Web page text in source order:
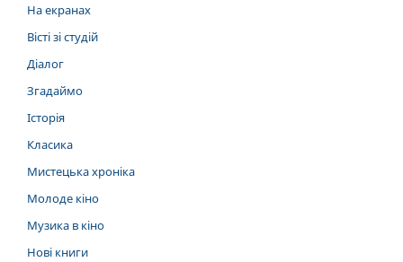
На екранах
Вісті зі студій
Діалог
Згадаймо
Історія
Класика
Мистецька хроніка
Молоде кіно
Музика в кіно
Нові книги